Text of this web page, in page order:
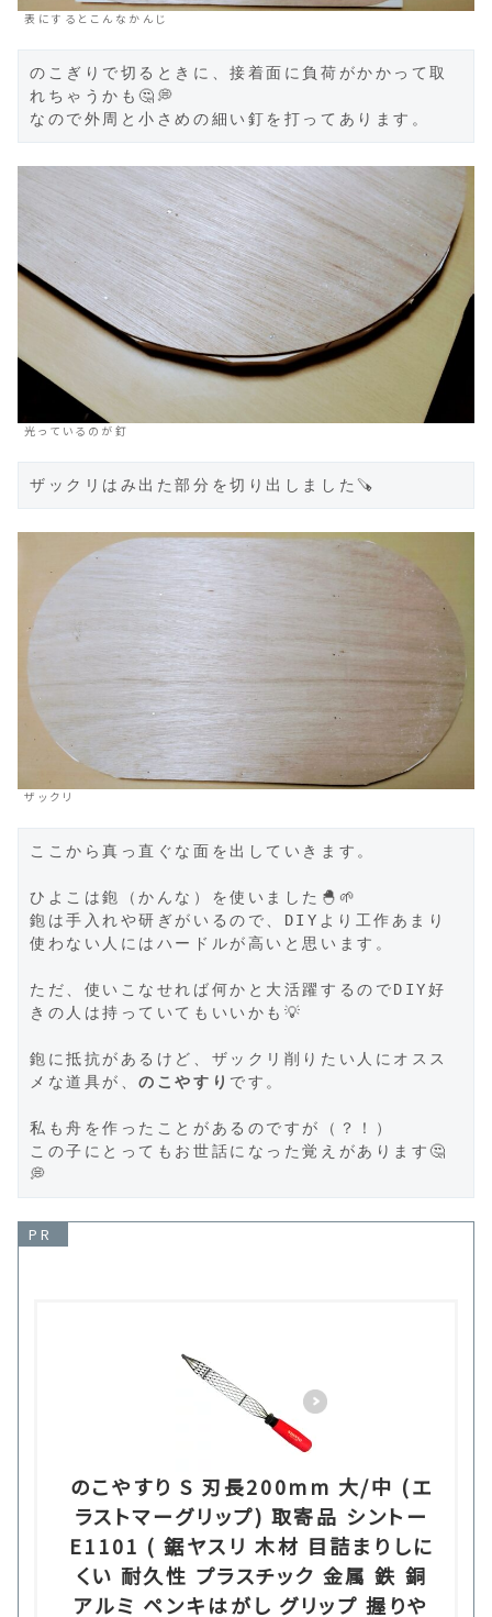
表にするとこんなかんじ
のこぎりで切るときに、接着面に負荷がかかって取
れちゃうかも🤔💭
なので外周と小さめの細い釘を打ってあります。
光っているのが釘
ザックリはみ出た部分を切り出しました🪚
ザックリ
ここから真っ直ぐな面を出していきます。
ひよこは鉋（かんな）を使いました🐣🌱
鉋は手入れや研ぎがいるので、DIYより工作あまり
使わない人にはハードルが高いと思います。
ただ、使いこなせれば何かと大活躍するのでDIY好
きの人は持っていてもいいかも💡
鉋に抵抗があるけど、ザックリ削りたい人にオスス
メな道具が、のこやすり です。
私も舟を作ったことがあるのですが（？！）
この子にとってもお世話になった覚えがあります🤔
💭
PR
のこやすり S 刃長200mm 大/中 (エ
ラストマーグリップ) 取寄品 シントー
E1101 ( 鋸ヤスリ 木材 目詰まりしに
くい 耐久性 プラスチック 金属 鉄 銅
アルミ ペンキはがし グリップ 握りや